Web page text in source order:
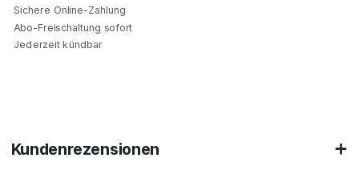
Sichere Online-Zahlung
Abo-Freischaltung sofort
Jederzeit kündbar
Kundenrezensionen